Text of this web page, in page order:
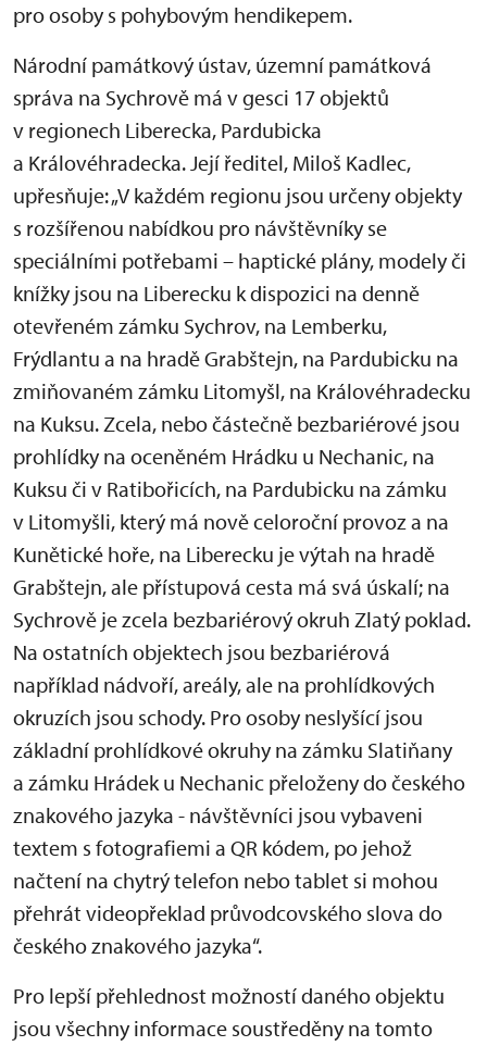
pro osoby s pohybovým hendikepem.
Národní památkový ústav, územní památková
správa na Sychrově má v gesci 17 objektů
v regionech Liberecka, Pardubicka
a Královéhradecka. Její ředitel, Miloš Kadlec,
upřesňuje: „V každém regionu jsou určeny objekty
s rozšířenou nabídkou pro návštěvníky se
speciálními potřebami – haptické plány, modely či
knížky jsou na Liberecku k dispozici na denně
otevřeném zámku Sychrov, na Lemberku,
Frýdlantu a na hradě Grabštejn, na Pardubicku na
zmiňovaném zámku Litomyšl, na Královéhradecku
na Kuksu. Zcela, nebo částečně bezbariérové jsou
prohlídky na oceněném Hrádku u Nechanic, na
Kuksu či v Ratibořicích, na Pardubicku na zámku
v Litomyšli, který má nově celoroční provoz a na
Kunětické hoře, na Liberecku je výtah na hradě
Grabštejn, ale přístupová cesta má svá úskalí; na
Sychrově je zcela bezbariérový okruh Zlatý poklad.
Na ostatních objektech jsou bezbariérová
například nádvoří, areály, ale na prohlídkových
okruzích jsou schody. Pro osoby neslyšící jsou
základní prohlídkové okruhy na zámku Slatiňany
a zámku Hrádek u Nechanic přeloženy do českého
znakového jazyka - návštěvníci jsou vybaveni
textem s fotografiemi a QR kódem, po jehož
načtení na chytrý telefon nebo tablet si mohou
přehrát videopřeklad průvodcovského slova do
českého znakového jazyka“.
Pro lepší přehlednost možností daného objektu
jsou všechny informace soustředěny na tomto